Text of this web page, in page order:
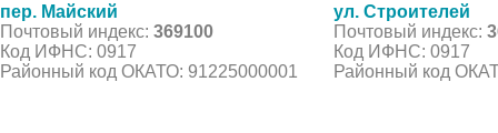
пер. Майский
Почтовый индекс: 369100
Код ИФНС: 0917
Районный код ОКАТО: 91225000001
ул. Строителей
Почтовый индекс:
Код ИФНС: 0917
Районный код